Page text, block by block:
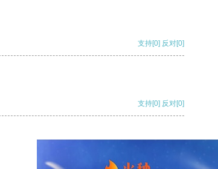
支持[0] 反对[0]
支持[0] 反对[0]
支持